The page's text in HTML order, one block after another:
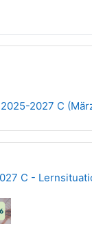
2025-2027 C
C -